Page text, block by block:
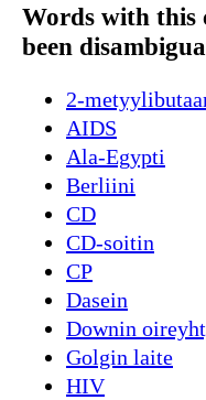
Words with this
been
2-
AIDS
Ala-Egypti
Berliini
CD
CD-soitin
CP
Dasein
Downin
Golgin laite
HIV